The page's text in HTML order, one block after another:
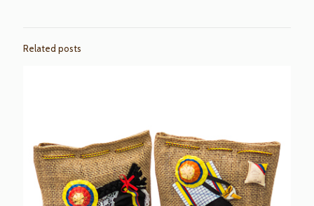
Related posts